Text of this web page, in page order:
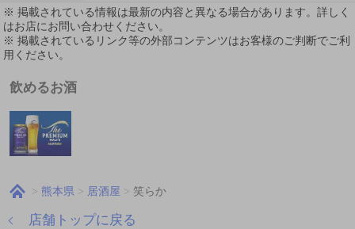
※ 掲載されている情報は最新の内容と異なる場合があります。詳しく
はお店にお問い合わせください。
※ 掲載されているリンク等の外部コンテンツはお客様のご判断でご利
用ください。
飲めるお酒
熊本県 居酒屋 笑らか
店舗トップに戻る